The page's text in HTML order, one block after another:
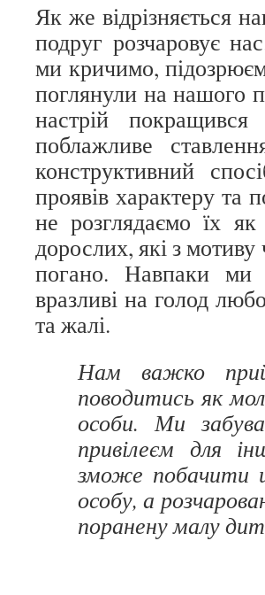
Як же відрізняється
подруг розчаровує
ми кричимо,
поглянули на нашого
настрій
поблажливе
конструктивний
проявів характеру
не розглядаємо їх
дорослих, які з мотиву
погано. Навпаки
вразливі на голод
та жалі.
Нам важко
поводитись як
особи. Ми
привілеєм для
зможе побачити
особу, а
поранену малу